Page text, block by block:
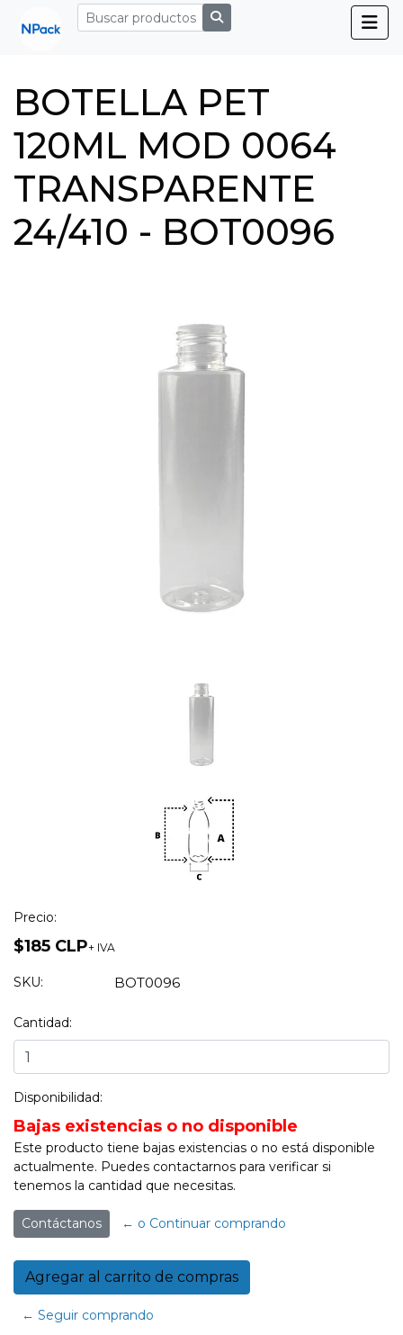
BOTELLA PET
120ML MOD 0064
TRANSPARENTE
24/410 - BOT0096
Precio:
$185 CLP+ IVA
SKU: BOT0096
Cantidad:
Disponibilidad:
Bajas existencias o no disponible
Este producto tiene bajas existencias o no está disponible
actualmente. Puedes contactarnos para verificar si
tenemos la cantidad que necesitas.
Contáctanos ← o Continuar comprando
← Seguir comprando